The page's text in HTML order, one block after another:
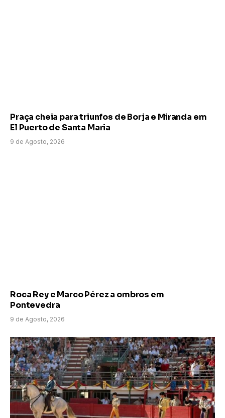
Praça cheia para triunfos de Borja e Miranda em
El Puerto de Santa Maria
9 de Agosto, 2026
Roca Rey e Marco Pérez a ombros em
Pontevedra
9 de Agosto, 2026